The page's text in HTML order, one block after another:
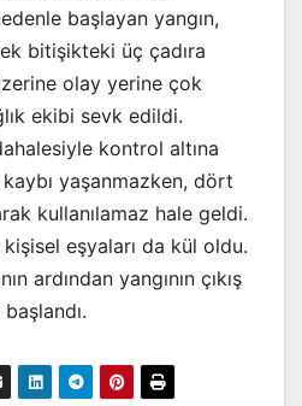
başlayan yangın,
bitişikteki üç çadıra
olay yerine çok
ekibi sevk edildi.
kontrol altına
kaybı yaşanmazken, dört
kullanılamaz hale geldi.
eşyaları da kül oldu.
ardından yangının çıkış